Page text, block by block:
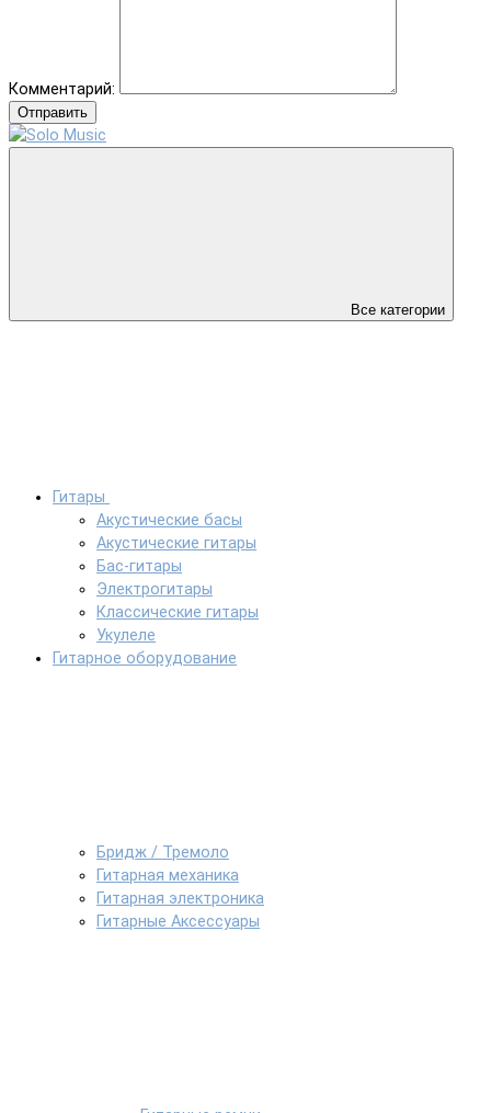
Комментарий:
Отправить
Все категории
Гитары
Акустические басы
Акустические гитары
Бас-гитары
Электрогитары
Классические гитары
Укулеле
Гитарное оборудование
Бридж / Тремоло
Гитарная механика
Гитарная электроника
Гитарные Аксессуары